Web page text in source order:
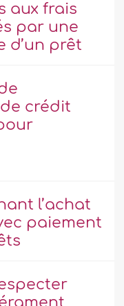
aux frais
par une
d’un prêt
crédit
l’achat
paiement